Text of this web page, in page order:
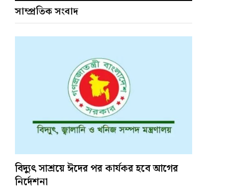
সাম্প্রতিক সংবাদ
বিদ্যুৎ সাশ্রয়ে ঈদের পর কার্যকর হবে আগের
নির্দেশনা